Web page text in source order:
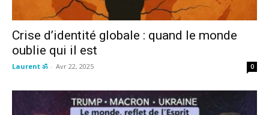
Crise d’identité globale : quand le monde
oublie qui il est
Laurent ॐ - Avr 22, 2025 0